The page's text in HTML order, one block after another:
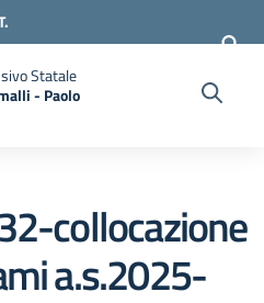
Statale
- Paolo
collocazione
a.s.2025-